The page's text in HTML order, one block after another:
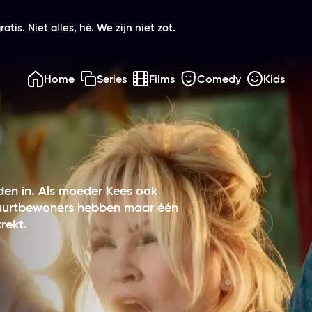
Niet alles, hé. We zijn niet zot.
Home Series Films Comedy Kids
in. Als moeder Kees ook
hebben maar één